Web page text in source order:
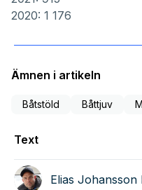
2020: 1 176
Ämnen i artikeln
Båtstöld Båttjuv
Text
Elias Johansson